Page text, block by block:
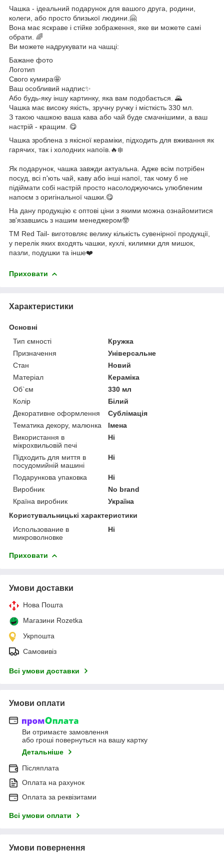
Чашка - ідеальний подарунок для вашого друга, родини,
колеги, або просто близької людини.🤗
Вона має яскраве і стійке зображення, яке ви можете самі
обрати. 🌈
Ви можете надрукувати на чашці:
Бажане фото
Логотип
Свого кумира🤩
Ваш особливий надпис✨
Або будь-яку іншу картинку, яка вам подобається. 🌄
Чашка має високу якість, зручну ручку і місткість 330 мл.
З такою чашкою ваша кава або чай буде смачнішими, а ваш
настрій - кращим. 😋
Чашка зроблена з якісної кераміки, підходить для вживання як
гарячих, так і холодних напоїв.🔥❄️
Як подарунок, чашка завжди актуальна. Адже всім потрібен
посуд, всі п'ють чай, каву або інші напої, так чому б не
підіймати собі настрій просто насолоджуючись улюбленим
напоєм з оригінальної чашки.😋
На дану продукцію є оптові ціни з якими можна ознайомитися
зв'язавшись з нашим менеджером🤓
ТМ Red Tail- виготовляє велику кількість сувенірної продукції,
у перелік яких входять чашки, кухлі, килимки для мишок,
пазли, подушки та інше❤️
Приховати
Характеристики
Основні
Тип ємності
Кружка
Призначення
Універсальне
Стан
Новий
Матеріал
Кераміка
Об`єм
330 мл
Колір
Білий
Декоративне оформлення
Сублімація
Тематика декору, малюнка
Імена
Використання в
мікрохвильовій печі
Ні
Підходить для миття в
посудомийній машині
Ні
Подарункова упаковка
Ні
Виробник
No brand
Країна виробник
Україна
Користувальницькі характеристики
Использование в
микроволновке
Ні
Приховати
Умови доставки
Нова Пошта
Магазини Rozetka
Укрпошта
Самовивіз
Всі умови доставки
Умови оплати
Ви отримаєте замовлення
або гроші повернуться на вашу картку
Детальніше
Післяплата
Оплата на рахунок
Оплата за реквізитами
Всі умови оплати
Умови повернення